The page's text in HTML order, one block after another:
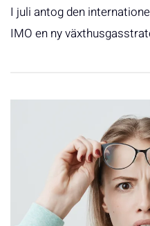
I juli antog den
IMO en ny